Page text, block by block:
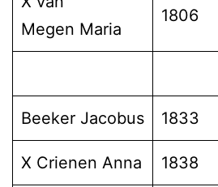
Megen Maria
1806
Beeker Jacobus 1833
X Crienen Anna 1838